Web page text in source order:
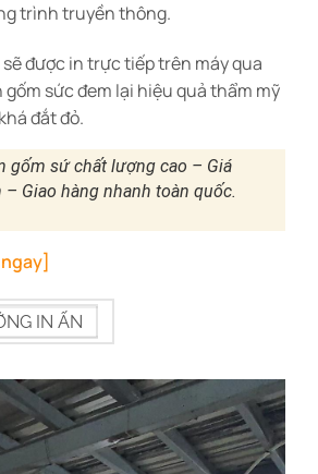
trình truyền thông.
được in trực tiếp trên máy qua
sức đem lại hiệu quả thẩm mỹ
đắt đỏ.
gốm sứ chất lượng cao – Giá
Giao hàng nhanh toàn quốc.
IN ẤN